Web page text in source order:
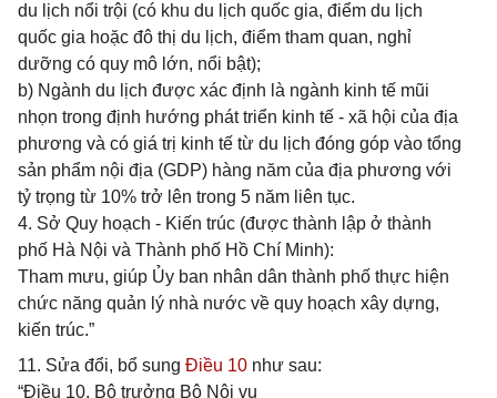
du lịch nổi trội (có khu du lịch quốc gia, điểm du lịch
quốc gia hoặc đô thị du lịch, điểm tham quan, nghỉ
dưỡng có quy mô lớn, nổi bật);
b) Ngành du lịch được xác định là ngành kinh tế mũi
nhọn trong định hướng phát triển kinh tế - xã hội của địa
phương và có giá trị kinh tế từ du lịch đóng góp vào tổng
sản phẩm nội địa (GDP) hàng năm của địa phương với
tỷ trọng từ 10% trở lên trong 5 năm liên tục.
4. Sở Quy hoạch - Kiến trúc (được thành lập ở thành
phố Hà Nội và Thành phố Hồ Chí Minh):
Tham mưu, giúp Ủy ban nhân dân thành phố thực hiện
chức năng quản lý nhà nước về quy hoạch xây dựng,
kiến trúc.”
11. Sửa đổi, bổ sung Điều 10 như sau:
“Điều 10. Bộ trưởng Bộ Nội vụ